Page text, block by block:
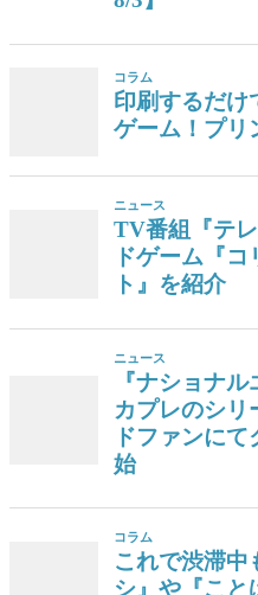
コラム
印刷するだけ
ゲーム！プリ
ニュース
TV番組『テ
ドゲーム『
ト』を紹介
ニュース
『ナショナ
カプレのシリ
ドファンに
始
コラム
これで渋滞中
シ』や『こと